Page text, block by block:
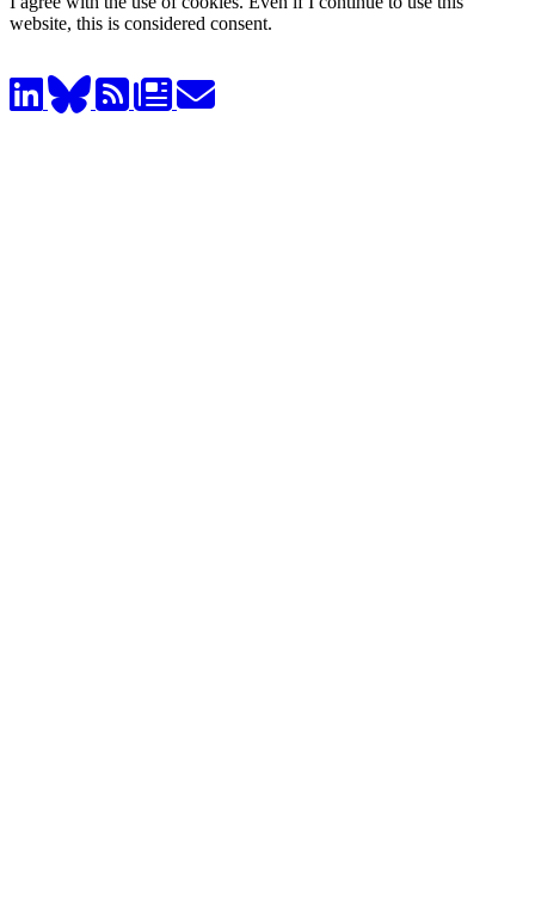
website, this is considered consent.